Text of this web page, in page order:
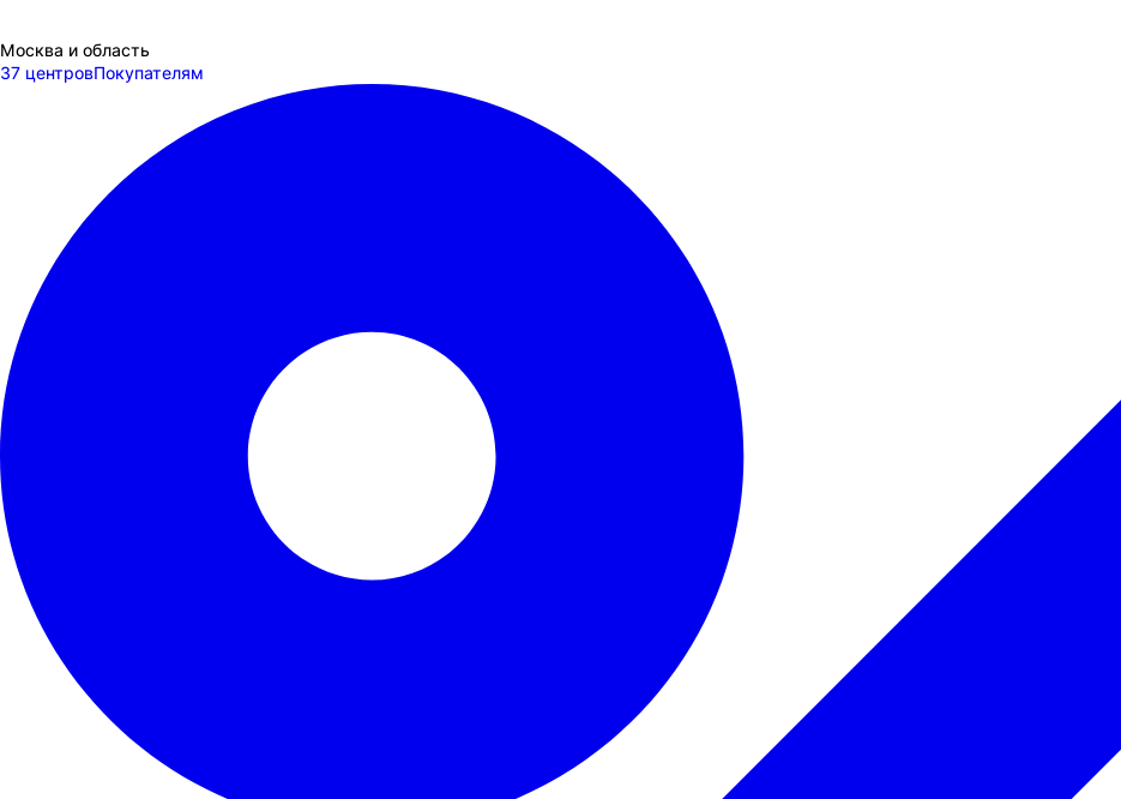
Москва и область
37 центровПокупателям